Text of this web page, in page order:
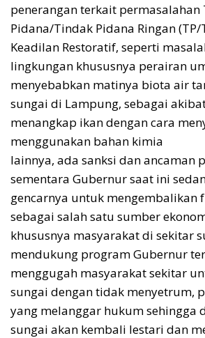
penerangan terkait permasalahan
Pidana/Tindak Pidana Ringan
Keadilan Restoratif, seperti
lingkungan khususnya perairan
menyebabkan matinya biota air
sungai di Lampung, sebagai
menangkap ikan dengan cara
menggunakan bahan kimia
lainnya, ada sanksi dan ancaman
sementara Gubernur saat ini
gencarnya untuk mengembalikan
sebagai salah satu sumber
khususnya masyarakat di sekitar
mendukung program Gubernur
menggugah masyarakat sekitar
sungai dengan tidak menyetrum,
yang melanggar hukum sehingga
sungai akan kembali lestari dan